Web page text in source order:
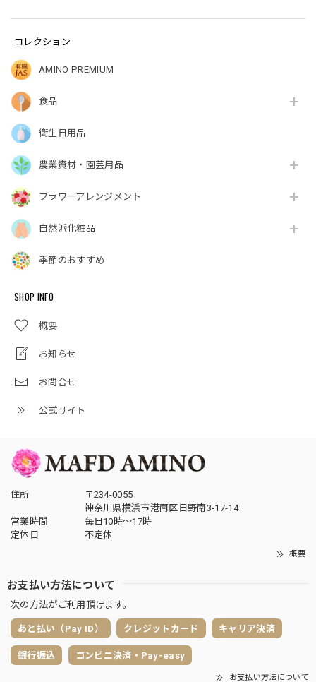
コレクション
AMINO PREMIUM
食品
衛生日用品
農業資材・園芸用品
フラワーアレンジメント
自然派化粧品
季節のおすすめ
SHOP INFO
概要
お知らせ
お問合せ
公式サイト
住所
〒234-0055
神奈川県横浜市港南区日野南3-17-14
営業時間
毎日10時〜17時
定休日
不定休
概要
お支払い方法について
次の方法がご利用頂けます。
あと払い（Pay ID） クレジットカード キャリア決済
銀行振込 コンビニ決済・Pay-easy
お支払い方法について